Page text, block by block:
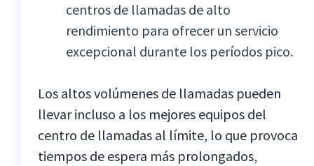
centros de llamadas de alto
rendimiento para ofrecer un servicio
excepcional durante los períodos pico.
Los altos volúmenes de llamadas pueden
llevar incluso a los mejores equipos del
centro de llamadas al límite, lo que provoca
tiempos de espera más prolongados,